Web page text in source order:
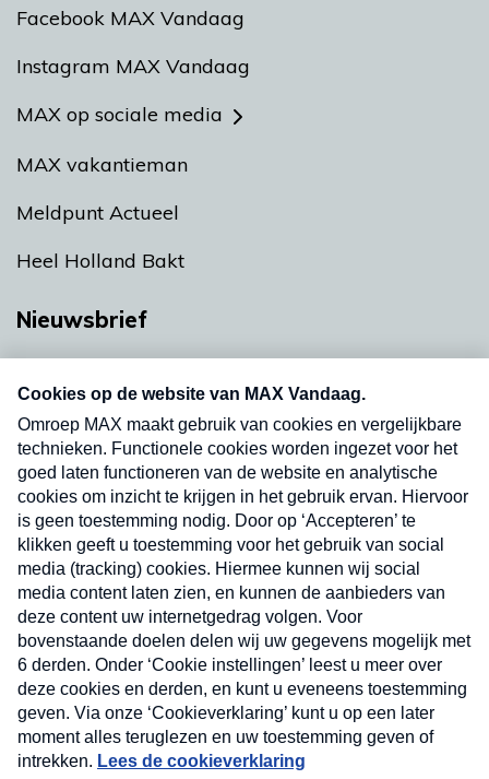
Facebook MAX Vandaag
Instagram MAX Vandaag
MAX op sociale media
MAX vakantieman
Meldpunt Actueel
Heel Holland Bakt
Nieuwsbrief
nieuwsbrief. Elke vrijdag- en dinsdagochtend in
uw mailbox.
Verzend
Nieuwsbrief
Neem hier een gratis abonnement op onze
nieuwsbrief. Elke vrijdag- en dinsdagochtend in uw